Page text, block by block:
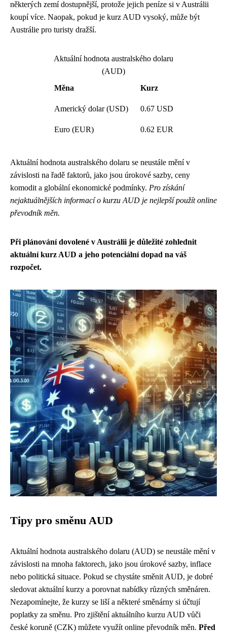
některých zemí dostupnější, protože jejich peníze si v Austrálii
koupí více. Naopak, pokud je kurz AUD vysoký, může být
Austrálie pro turisty dražší.
Aktuální hodnota australského dolaru
(AUD)
Měna
Kurz
Americký dolar (USD) 0.67 USD
Euro (EUR) 0.62 EUR
Aktuální hodnota australského dolaru se neustále mění v
závislosti na řadě faktorů, jako jsou úrokové sazby, ceny
komodit a globální ekonomické podmínky. Pro získání
nejaktuálnějších informací o kurzu AUD je nejlepší použít online
převodník měn.
Při plánování dovolené v Austrálii je důležité zohlednit
aktuální kurz AUD a jeho potenciální dopad na váš
rozpočet.
Tipy pro směnu AUD
Aktuální hodnota australského dolaru (AUD) se neustále mění v
závislosti na mnoha faktorech, jako jsou úrokové sazby, inflace
nebo politická situace. Pokud se chystáte směnit AUD, je dobré
sledovat aktuální kurzy a porovnat nabídky různých směnáren.
Nezapomínejte, že kurzy se liší a některé směnárny si účtují
poplatky za směnu. Pro zjištění aktuálního kurzu AUD vůči
české koruně (CZK) můžete využít online převodník měn. Před